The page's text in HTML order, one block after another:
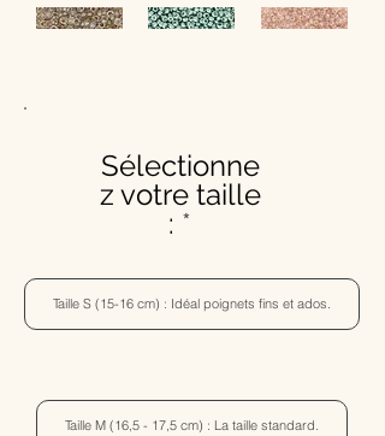
Sélectionne
z votre taille
:
Taille S (15-16 cm) : Idéal poignets fins et ados.
Taille M (16,5 - 17,5 cm) : La taille standard.